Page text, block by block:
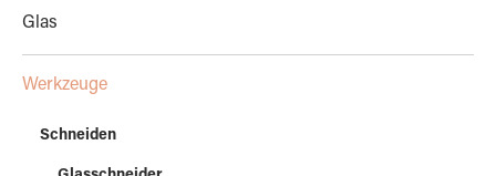
Glas
Werkzeuge
Schneiden